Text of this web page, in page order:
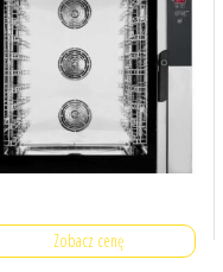
Zobacz cenę